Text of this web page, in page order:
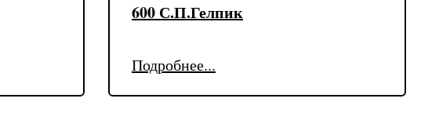
600 С.П.Гелпик
Подробнее...